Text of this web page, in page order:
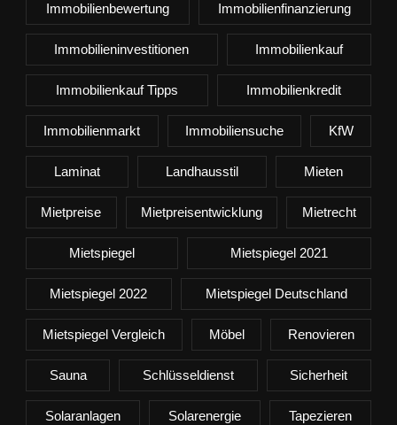
Immobilienbewertung Immobilienfinanzierung
Immobilieninvestitionen Immobilienkauf
Immobilienkauf Tipps Immobilienkredit
Immobilienmarkt Immobiliensuche KfW
Laminat Landhausstil Mieten
Mietpreise Mietpreisentwicklung Mietrecht
Mietspiegel Mietspiegel 2021
Mietspiegel 2022 Mietspiegel Deutschland
Mietspiegel Vergleich Möbel Renovieren
Sauna Schlüsseldienst Sicherheit
Solaranlagen Solarenergie Tapezieren